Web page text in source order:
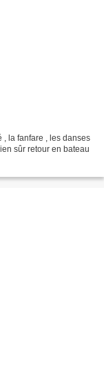
, la fanfare , les danses
sûr retour en bateau